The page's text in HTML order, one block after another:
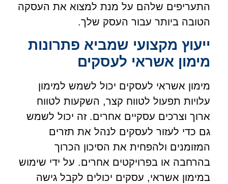
התעריפים שלהם על מנת למצוא את העסקה
הטובה ביותר עבור העסק שלך.
ייעוץ מקצועי שמביא פתרונות
מימון אשראי לעסקים
מימון אשראי לעסקים יכול לשמש למימון
עלויות תפעול לטווח קצר, השקעות לטווח
ארוך וצרכים עסקיים אחרים. זה יכול לשמש
גם כדי לעזור לעסקים לנהל את תזרים
המזומנים ולהפחית את הסיכון הכרוך
בהרחבה או בפרויקטים אחרים. על ידי שימוש
במימון אשראי, עסקים יכולים לקבל גישה